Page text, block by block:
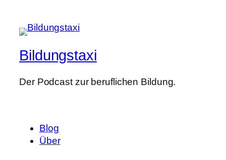
Bildungstaxi
Der Podcast zur beruflichen Bildung.
Blog
Über